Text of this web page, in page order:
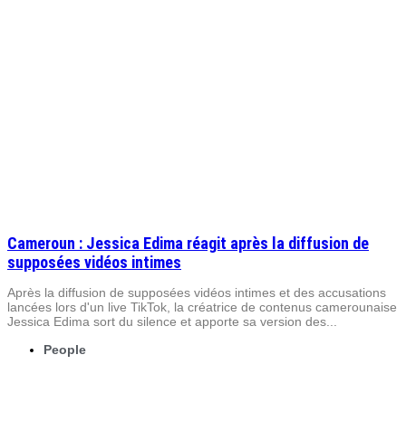
Cameroun : Jessica Edima réagit après la diffusion de
supposées vidéos intimes
Après la diffusion de supposées vidéos intimes et des accusations
lancées lors d'un live TikTok, la créatrice de contenus camerounaise
Jessica Edima sort du silence et apporte sa version des...
People